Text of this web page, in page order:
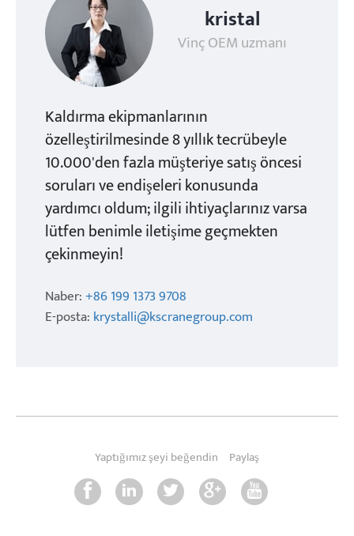
kristal
Vinç OEM uzmanı
Kaldırma ekipmanlarının
özelleştirilmesinde 8 yıllık tecrübeyle
10.000'den fazla müşteriye satış öncesi
soruları ve endişeleri konusunda
yardımcı oldum; ilgili ihtiyaçlarınız varsa
lütfen benimle iletişime geçmekten
çekinmeyin!
Naber:+86 199 1373 9708
E-posta: krystalli@kscranegroup.com
Yaptığımız şeyi beğendin Paylaş